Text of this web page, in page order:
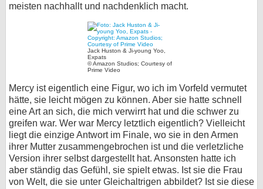
meisten nachhallt und nachdenklich macht.
Jack Huston & Ji-young Yoo,
Expats
© Amazon Studios; Courtesy of
Prime Video
Mercy ist eigentlich eine Figur, wo ich im Vorfeld vermutet
hätte, sie leicht mögen zu können. Aber sie hatte schnell
eine Art an sich, die mich verwirrt hat und die schwer zu
greifen war. Wer war Mercy letztlich eigentlich? Vielleicht
liegt die einzige Antwort im Finale, wo sie in den Armen
ihrer Mutter zusammengebrochen ist und die verletzliche
Version ihrer selbst dargestellt hat. Ansonsten hatte ich
aber ständig das Gefühl, sie spielt etwas. Ist sie die Frau
von Welt, die sie unter Gleichaltrigen abbildet? Ist sie diese